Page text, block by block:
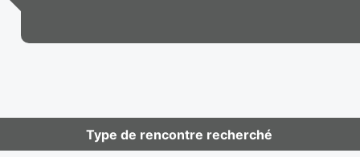
Type de rencontre recherché